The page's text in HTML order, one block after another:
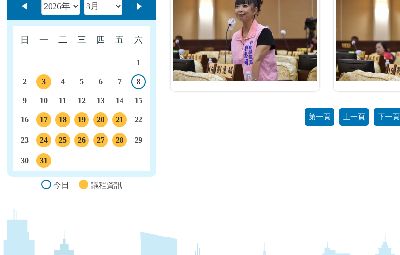
上個月
日 一 二 三 四 五 六
1
2
3
4 5 6 7
8
9
10 11 12 13 14 15
16
17
議程
18
議程
19
議程
20
議程
21
議程
22
23
24
議程
25
26
27
28
29
30
31
今日
議程資訊
第一頁 上一頁 下一頁